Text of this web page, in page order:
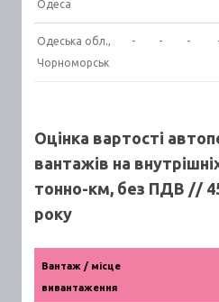
Одеса
Одеська обл.,
Чорноморськ
- - -
Оцінка вартості
вантажів на
тонно-км, без ПДВ //
року
Вантаж / місце
вивантаження